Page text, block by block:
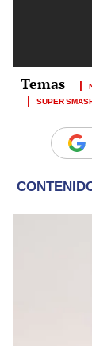
SUPER